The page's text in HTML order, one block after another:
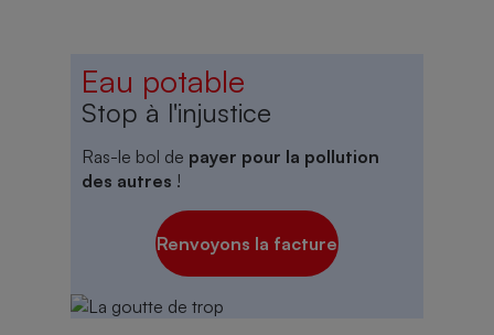
Eau potable
Stop à l'injustice
Ras-le bol de payer pour la pollution
des autres !
Renvoyons la facture